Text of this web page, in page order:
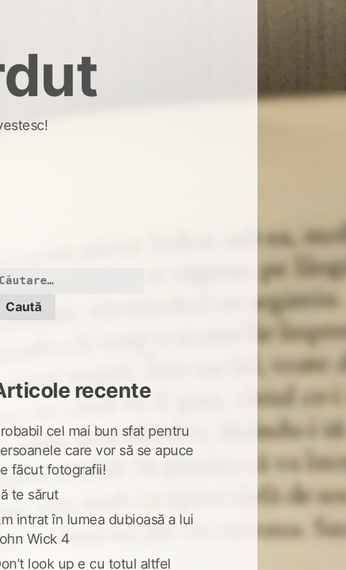
Caută
recente
cel mai bun sfat pentru
care vor să se apuce
făcut fotografii!
te sărut
intrat în lumea dubioasă a lui
Wick 4
look up e cu totul altfel